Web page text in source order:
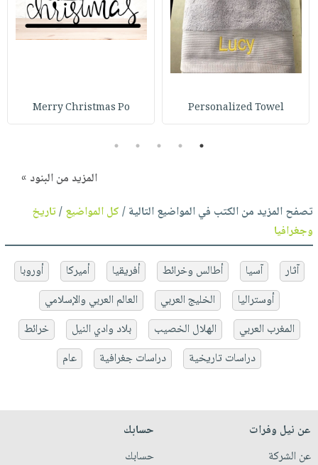
Personalized Towel
Merry Christmas Po
1
2
3
4
5
المزيد من البنود »
تصفح المزيد من الكتب في المواضيع التالية /كل المواضيع/تاريخ
وجغرافيا
آثار آسيا أطالس وخرائط أفريقيا أميركا
أوروبا
أوستراليا
الخليج العربي
العالم العربي والإسلامي
المغرب العربي
الهلال الخصيب بلاد وادي النيل
خرائط
دراسات تاريخية
دراسات جغرافية عام
عن نيل وفرات
عن الشركة
حسابك
حسابك